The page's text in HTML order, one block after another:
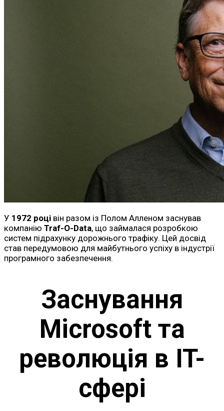
У 1972 році він разом із Полом Алленом заснував
компанію Traf-O-Data, що займалася розробкою
систем підрахунку дорожнього трафіку. Цей досвід
став передумовою для майбутнього успіху в індустрії
програмного забезпечення.
Заснування
Microsoft та
революція в IT-
сфері